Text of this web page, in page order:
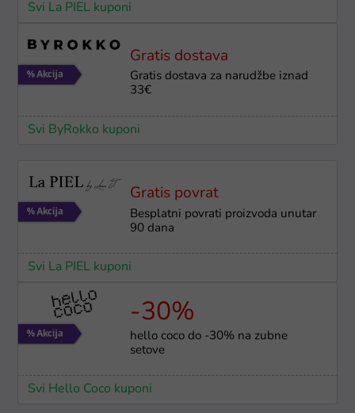
Svi La PIEL kuponi
Gratis dostava
Gratis dostava za narudžbe iznad
33€
Svi ByRokko kuponi
Gratis povrat
Besplatni povrati proizvoda unutar
90 dana
Svi La PIEL kuponi
-30%
hello coco do -30% na zubne
setove
Svi Hello Coco kuponi